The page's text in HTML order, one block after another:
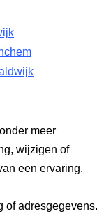
meer
wijzigen of
een ervaring.
of adresgegevens.